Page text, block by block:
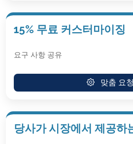
15% 무료 커스터마이징
요구 사항 공유
맞춤 요청
당사가 시장에서 제공하